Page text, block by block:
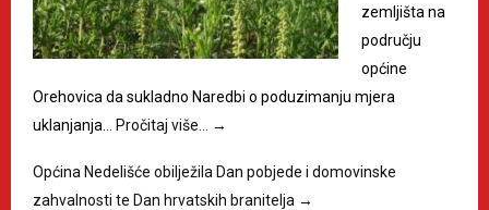
zemljišta na
području
općine
Orehovica da sukladno Naredbi o poduzimanju mjera
uklanjanja…
Pročitaj više… →
Općina Nedelišće obilježila Dan pobjede i domovinske
zahvalnosti te Dan hrvatskih branitelja →